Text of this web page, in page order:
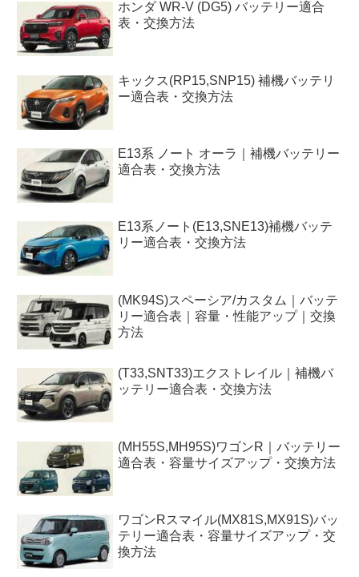
ホンダ WR-V (DG5) バッテリー適合
表・交換方法
キックス(RP15,SNP15) 補機バッテリ
ー適合表・交換方法
E13系 ノート オーラ｜補機バッテリー
適合表・交換方法
E13系ノート(E13,SNE13)補機バッテ
リー適合表・交換方法
(MK94S)スペーシア/カスタム｜バッテ
リー適合表｜容量・性能アップ｜交換
方法
(T33,SNT33)エクストレイル｜補機バ
ッテリー適合表・交換方法
(MH55S,MH95S)ワゴンR｜バッテリー
適合表・容量サイズアップ・交換方法
ワゴンRスマイル(MX81S,MX91S)バッ
テリー適合表・容量サイズアップ・交
換方法